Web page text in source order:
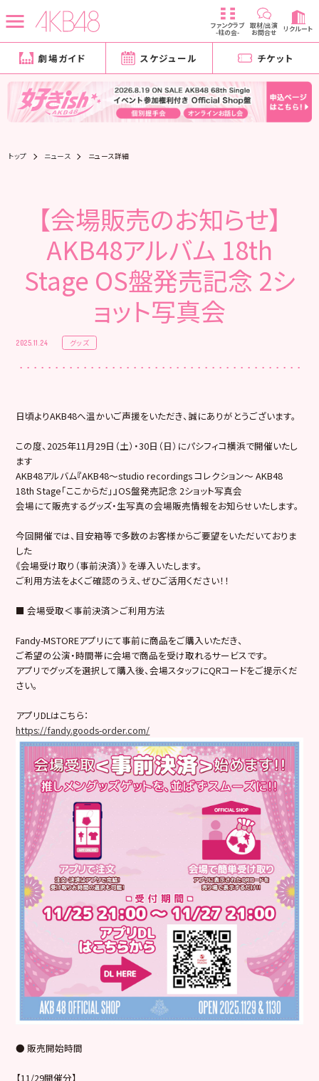
ファンクラブ
-柱の会-
取材/出演
お問合せ リクルート
劇場ガイド スケジュール チケット
トップ ニュース ニュース詳細
【会場販売のお知らせ】
AKB48アルバム 18th
Stage OS盤発売記念 2シ
ョット写真会
2025.11.24 グッズ
日頃よりAKB48へ温かいご声援をいただき、誠にありがとうございます。
この度、2025年11月29日（土）・30日（日）にパシフィコ横浜で開催いたし
ます
AKB48アルバム『AKB48～studio recordings コレクション～ AKB48
18th Stage「ここからだ」』OS盤発売記念 2ショット写真会
会場にて販売するグッズ・生写真の会場販売情報をお知らせいたします。
今回開催では、目安箱等で多数のお客様からご要望をいただいておりま
した
《会場受け取り（事前決済）》 を導入いたします。
ご利用方法をよくご確認のうえ、ぜひご活用ください！！
■ 会場受取＜事前決済＞ご利用方法
Fandy-MSTOREアプリにて事前に商品をご購入いただき、
ご希望の公演・時間帯に会場で商品を受け取れるサービスです。
アプリでグッズを選択して購入後、会場スタッフにQRコードをご提示くだ
さい。
アプリDLはこちら：
https://fandy.goods-order.com/
● 販売開始時間
【11/29開催分】